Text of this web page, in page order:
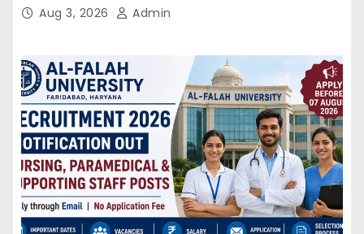
बड़ा कदम, NHRC से Suo Motu जांच की मांग
Aug 3, 2026 Admin